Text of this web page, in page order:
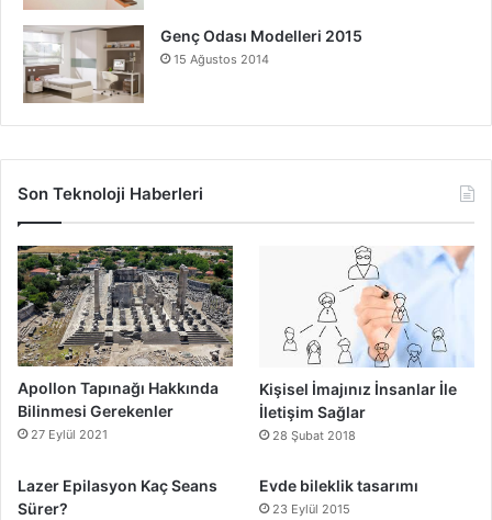
Genç Odası Modelleri 2015
15 Ağustos 2014
Son Teknoloji Haberleri
Apollon Tapınağı Hakkında
Bilinmesi Gerekenler
27 Eylül 2021
Kişisel İmajınız İnsanlar İle
İletişim Sağlar
28 Şubat 2018
Lazer Epilasyon Kaç Seans
Sürer?
Evde bileklik tasarımı
23 Eylül 2015